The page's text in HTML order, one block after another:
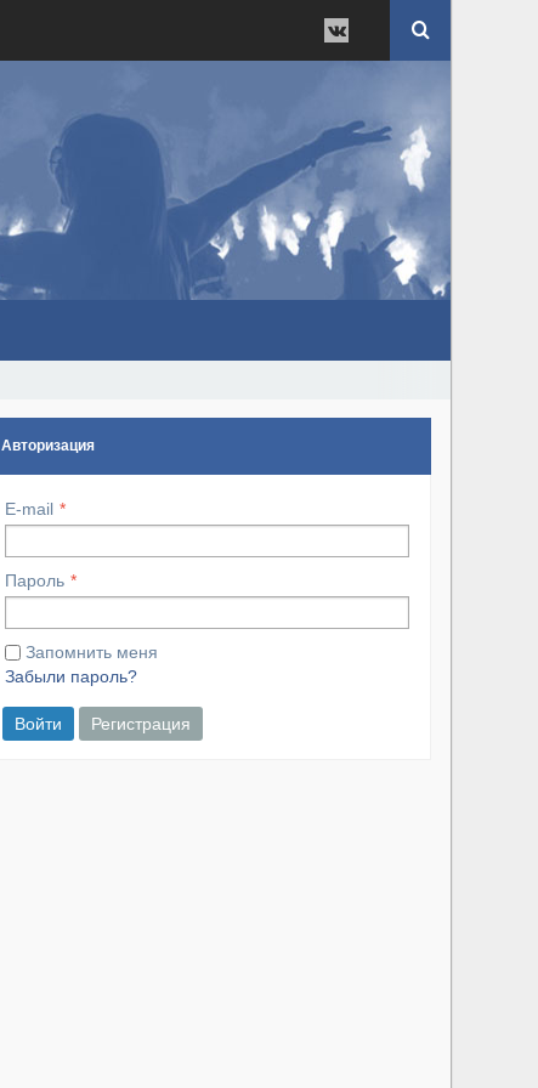
Авторизация
E-mail
Пароль
Запомнить меня
Забыли пароль?
Войти Регистрация